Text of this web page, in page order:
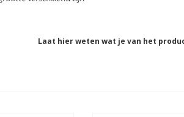
Laat hier weten wat je van het